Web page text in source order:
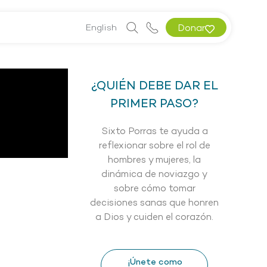
English Donar
¿QUIÉN DEBE DAR EL
PRIMER PASO?
Sixto Porras te ayuda a
reflexionar sobre el rol de
hombres y mujeres, la
dinámica de noviazgo y
sobre cómo tomar
decisiones sanas que honren
a Dios y cuiden el corazón.
¡Únete como